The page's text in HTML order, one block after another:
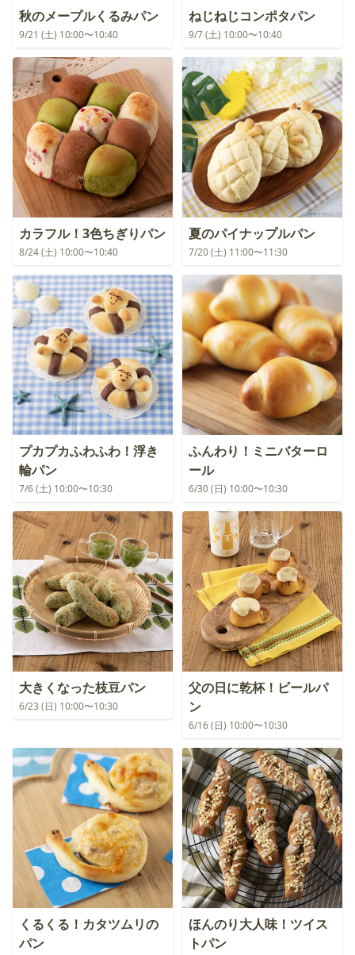
秋のメープルくるみパン
9/21 (土) 10:00〜10:40
ねじねじコンポタパン
9/7 (土) 10:00〜10:40
カラフル！3色ちぎりパン
8/24 (土) 10:00〜10:40
夏のパイナップルパン
7/20 (土) 11:00〜11:30
プカプカふわふわ！浮き
輪パン
7/6 (土) 10:00〜10:30
ふんわり！ミニバターロ
ール
6/30 (日) 10:00〜10:30
大きくなった枝豆パン
6/23 (日) 10:00〜10:30
父の日に乾杯！ビールパ
ン
6/16 (日) 10:00〜10:30
くるくる！カタツムリの
パン
ほんのり大人味！ツイス
トパン